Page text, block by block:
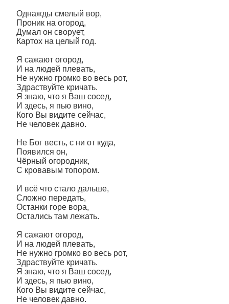
Однажды смелый вор,
Проник на огород,
Думал он сворует,
Картох на целый год.
Я сажают огород,
И на людей плевать,
Не нужно громко во весь рот,
Здраствуйте кричать.
Я знаю, что я Ваш сосед,
И здесь, я пью вино,
Кого Вы видите сейчас,
Не человек давно.
Не Бог весть, с ни от куда,
Появился он,
Чëрный огородник,
С кровавым топором.
И всë что стало дальше,
Сложно передать,
Останки горе вора,
Остались там лежать.
Я сажают огород,
И на людей плевать,
Не нужно громко во весь рот,
Здраствуйте кричать.
Я знаю, что я Ваш сосед,
И здесь, я пью вино,
Кого Вы видите сейчас,
Не человек давно.